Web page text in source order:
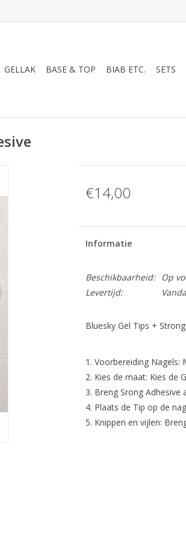
GELLAK BASE & TOP BIAB ETC. SETS
€14,00
Informatie
Beschikbaarheid: Op
Levertijd:
Bluesky Gel Tips +
Voorbereiding Nagels:
Kies de maat: Kies de
Breng Srong Adhesive
Plaats de Tip op de
Knippen en vijlen: